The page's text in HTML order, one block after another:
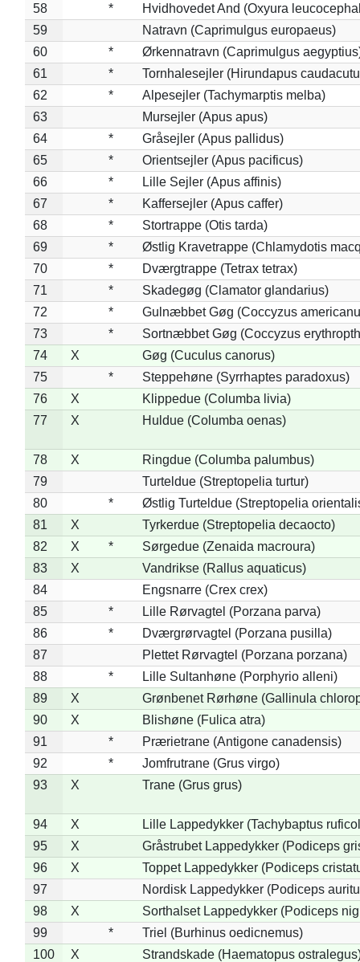
58
*
Hvidhovedet And (Oxyura
59
Natravn (Caprimulgus europaeus)
60
*
Ørkennatravn (Caprimulgus
61
*
Tornhalesejler (Hirundapus
62
*
Alpesejler (Tachymarptis melba)
63
Mursejler (Apus apus)
64
*
Gråsejler (Apus pallidus)
65
*
Orientsejler (Apus pacificus)
66
*
Lille Sejler (Apus affinis)
67
*
Kaffersejler (Apus caffer)
68
*
Stortrappe (Otis tarda)
69
*
Østlig Kravetrappe (Chlamydotis
70
*
Dværgtrappe (Tetrax tetrax)
71
*
Skadegøg (Clamator glandarius)
72
*
Gulnæbbet Gøg (Coccyzus
73
*
Sortnæbbet Gøg (Coccyzus
74
X
Gøg (Cuculus canorus)
75
*
Steppehøne (Syrrhaptes paradoxus)
76
X
Klippedue (Columba livia)
77
X Huldue (Columba oenas)
78 X
Ringdue (Columba palumbus)
79
Turteldue (Streptopelia turtur)
80
*
Østlig Turteldue (Streptopelia
81
X
Tyrkerdue (Streptopelia decaocto)
82
X *
Sørgedue (Zenaida macroura)
83
X
Vandrikse (Rallus aquaticus)
84
Engsnarre (Crex crex)
85
*
Lille Rørvagtel (Porzana parva)
86
*
Dværgrørvagtel (Porzana pusilla)
87
Plettet Rørvagtel (Porzana porzana)
88
*
Lille Sultanhøne (Porphyrio alleni)
89
X
Grønbenet Rørhøne (Gallinula
90
X
Blishøne (Fulica atra)
91
*
Prærietrane (Antigone canadensis)
92
*
Jomfrutrane (Grus virgo)
93
X Trane (Grus grus)
94 X
Lille Lappedykker (Tachybaptus
95
X
Gråstrubet Lappedykker (Podiceps
96
X
Toppet Lappedykker (Podiceps
97
Nordisk Lappedykker (Podiceps
98
X
Sorthalset Lappedykker (Podiceps
99
*
Triel (Burhinus oedicnemus)
100
X Strandskade (Haematopus